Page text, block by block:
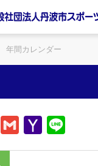
年間カレンダー
Email Gmail
Yahoo